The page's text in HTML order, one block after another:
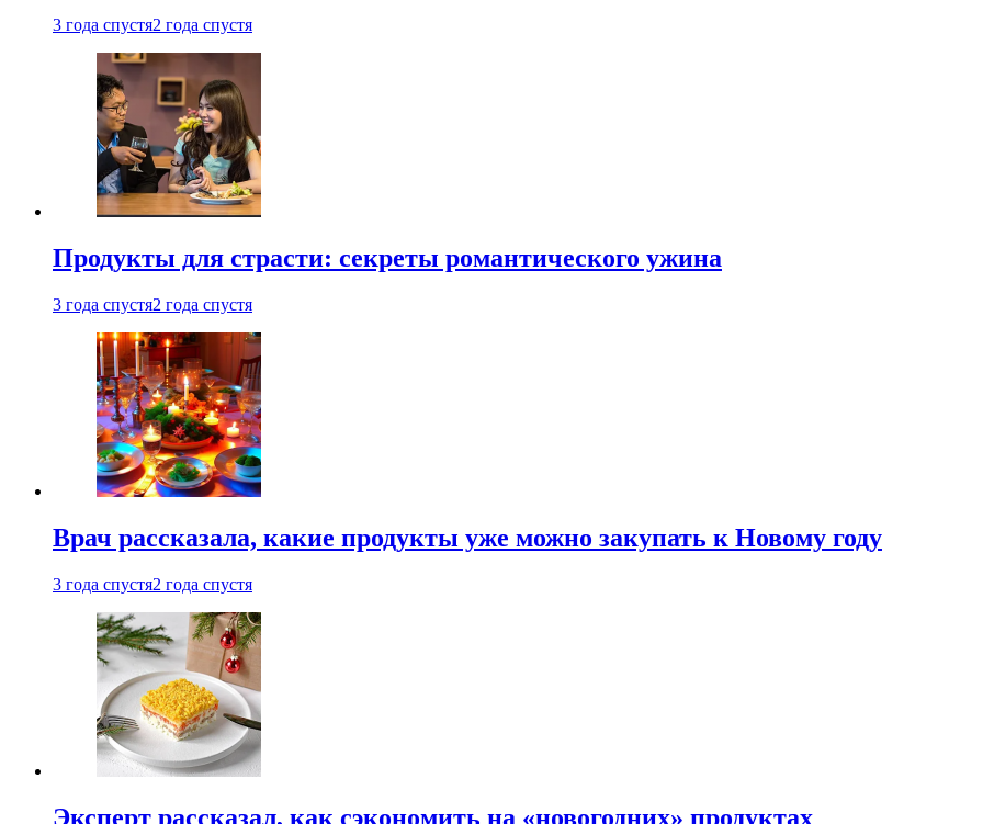
3 года спустя2 года спустя
Продукты для страсти: секреты романтического ужина
3 года спустя2 года спустя
Врач рассказала, какие продукты уже можно закупать к Новому году
3 года спустя2 года спустя
Эксперт рассказал, как сэкономить на «новогодних» продуктах